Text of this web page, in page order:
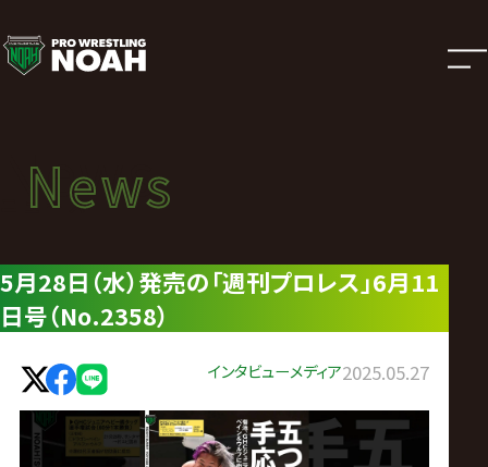
ニ
ュ
ー
ス
|
プ
ロ
レ
News
ニュース
News
5月28日（水）発売の「週刊プロレス」6月11
日号（No.2358）
インタビューメディア2025.05.27